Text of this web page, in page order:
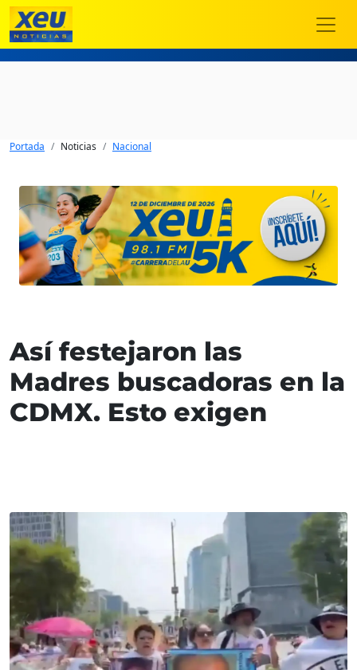
Portada Noticias Nacional
Así festejaron las
Madres buscadoras en la
CDMX. Esto exigen